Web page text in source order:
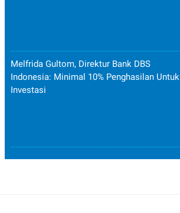
Melfrida Gultom, Direktur Bank DBS
Indonesia: Minimal 10% Penghasilan Untuk
Investasi